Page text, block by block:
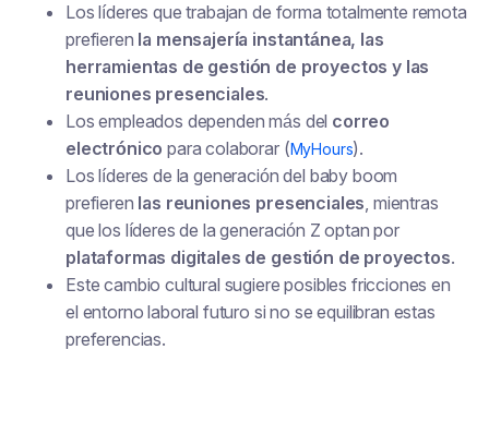
Los líderes que trabajan de forma totalmente remota
prefieren la mensajería instantánea, las
herramientas de gestión de proyectos y las
reuniones presenciales.
Los empleados dependen más del correo
electrónico para colaborar (MyHours).
Los líderes de la generación del baby boom
prefieren las reuniones presenciales, mientras
que los líderes de la generación Z optan por
plataformas digitales de gestión de proyectos.
Este cambio cultural sugiere posibles fricciones en
el entorno laboral futuro si no se equilibran estas
preferencias.